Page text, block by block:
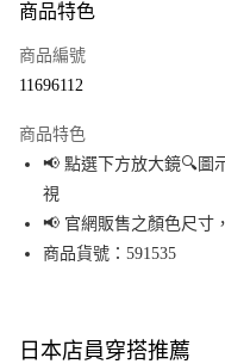
信用卡一次付款
Apple Pay
街口支付
悠遊付
全盈+PAY
商品特色
商品編號
11696112
商品特色
📢 點選下方放大鏡🔍圖
視
📢 官網販售之顏色尺寸
商品貨號：591535
日本店員穿搭推薦